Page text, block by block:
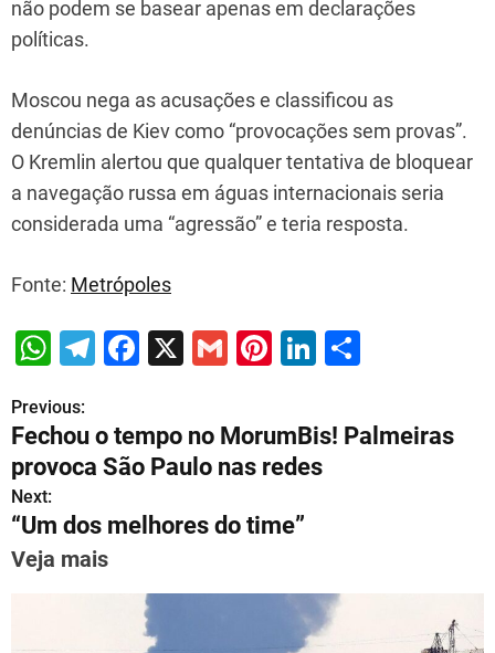
não podem se basear apenas em declarações
políticas.
Moscou nega as acusações e classificou as
denúncias de Kiev como “provocações sem provas”.
O Kremlin alertou que qualquer tentativa de bloquear
a navegação russa em águas internacionais seria
considerada uma “agressão” e teria resposta.
Fonte: Metrópoles
W
at
s
A
p
p
T
gr
a
m
F
e
b
o
k
X
G
ai
l
Pi
er
e
st
Li
k
e
dI
ar
e
P
o
s
Previous:
Fechou o tempo no MorumBis! Palmeiras
provoca São Paulo nas redes
Next:
“Um dos melhores do time”
Veja mais